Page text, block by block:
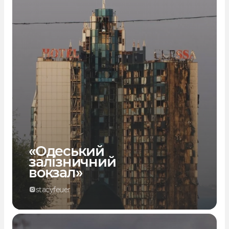
«Одеський
залізничний
вокзал»
stacyfeuer